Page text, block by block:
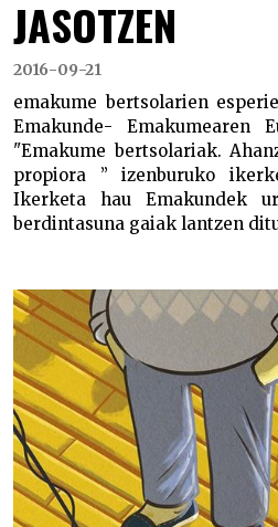
JASOTZEN
2016-09-21
emakume bertsolarien
Emakunde- Emakumearen
"Emakume bertsolariak.
propiora ” izenburuko
Ikerketa hau Emakundek
berdintasuna gaiak lantzen